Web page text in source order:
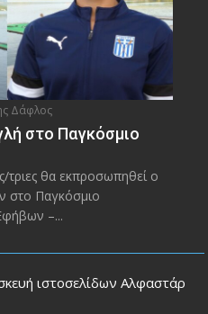
Δάφλος
στο Παγκόσμιο
τριες θα εκπροσωπηθεί ο
στο Παγκόσμιο
–...
ιστοσελίδων Αλφαστάρ